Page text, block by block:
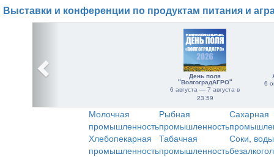
Выставки и конференции по продуктам питания и
День поля
"ВолгоградАГРО"
6 августа — 7 августа в
23:59
6
Молочная
промышленность
Рыбная
промышленность
Сахарная
Хлебопекарная
промышленность
Табачная
промышленность
Соки,